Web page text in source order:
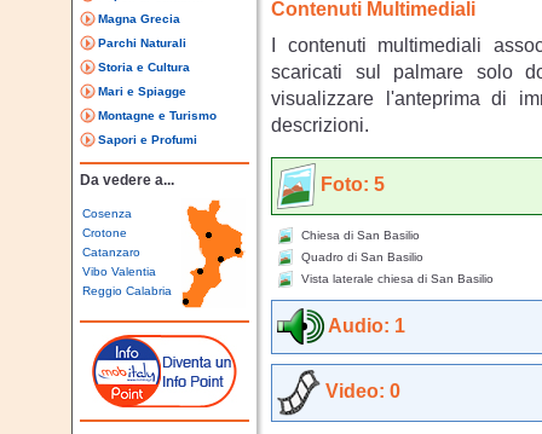
Magna Grecia
Parchi Naturali
Storia e Cultura
Mari e Spiagge
Montagne e Turismo
Sapori e Profumi
Da vedere a...
Cosenza
Crotone
Catanzaro
Vibo Valentia
Reggio Calabria
Contenuti Multimediali
I contenuti multimediali
scaricati sul palmare solo
visualizzare l'anteprima di
descrizioni.
Foto: 5
Chiesa di San Basilio
Quadro di San Basilio
Vista laterale chiesa di San Basilio
Audio: 1
Video: 0